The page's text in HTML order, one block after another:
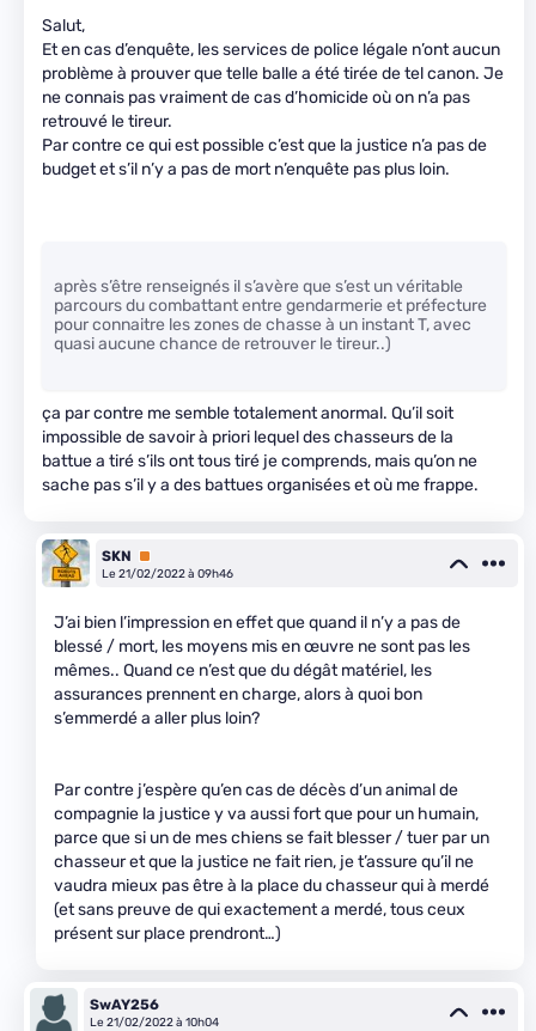
Salut,
Et en cas d’enquête, les services de police légale n’ont aucun
problème à prouver que telle balle a été tirée de tel canon. Je
ne connais pas vraiment de cas d’homicide où on n’a pas
retrouvé le tireur.
Par contre ce qui est possible c’est que la justice n’a pas de
budget et s’il n’y a pas de mort n’enquête pas plus loin.
après s’être renseignés il s’avère que s’est un véritable
parcours du combattant entre gendarmerie et préfecture
pour connaitre les zones de chasse à un instant T, avec
quasi aucune chance de retrouver le tireur..)
ça par contre me semble totalement anormal. Qu’il soit
impossible de savoir à priori lequel des chasseurs de la
battue a tiré s’ils ont tous tiré je comprends, mais qu’on ne
sache pas s’il y a des battues organisées et où me frappe.
SKN
Premium
Le 21/02/2022 à 09h46
J’ai bien l’impression en effet que quand il n’y a pas de
blessé / mort, les moyens mis en œuvre ne sont pas les
mêmes.. Quand ce n’est que du dégât matériel, les
assurances prennent en charge, alors à quoi bon
s’emmerdé a aller plus loin?
Par contre j’espère qu’en cas de décès d’un animal de
compagnie la justice y va aussi fort que pour un humain,
parce que si un de mes chiens se fait blesser / tuer par un
chasseur et que la justice ne fait rien, je t’assure qu’il ne
vaudra mieux pas être à la place du chasseur qui à merdé
(et sans preuve de qui exactement a merdé, tous ceux
présent sur place prendront…)
SwAY256
Le 21/02/2022 à 10h04